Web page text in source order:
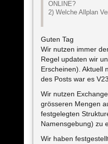
ONLINE?
2) Welche Allplan
Guten Tag
Wir nutzen immer
Regel updaten wir
Erscheinen). Aktuell
des Posts war es V23.
Wir nutzen
grösseren Mengen
festgelegten
Namensgebung) zu
Wir haben